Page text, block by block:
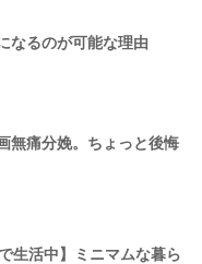
なるのが可能な理由
無痛分娩。ちょっと後悔
生活中】ミニマムな暮ら